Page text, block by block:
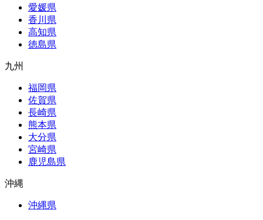
愛媛県
香川県
高知県
徳島県
九州
福岡県
佐賀県
長崎県
熊本県
大分県
宮崎県
鹿児島県
沖縄
沖縄県